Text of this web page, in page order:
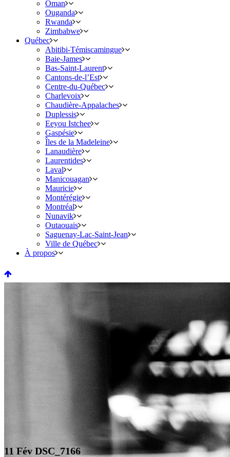
Oman
Ouganda
Rwanda
Zimbabwe
Québec
Abitibi-Témiscamingue
Baie-James
Bas-Saint-Laurent
Cantons-de-l’Est
Centre-du-Québec
Charlevoix
Chaudière-Appalaches
Duplessis
Eeyou Istchee
Gaspésie
Îles de la Madeleine
Lanaudière
Laurentides
Laval
Manicouagan
Mauricie
Montérégie
Montréal
Nunavik
Outaouais
Saguenay-Lac-Saint-Jean
Ville de Québec
À propos
11 Fév DSC_7166